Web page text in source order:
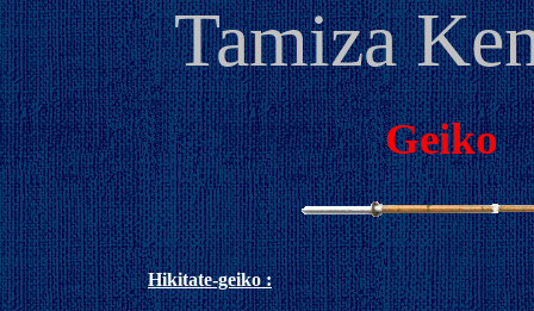
Tamiza
Geiko
Hikitate-geiko :